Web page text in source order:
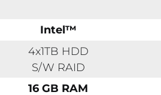
Intel™
4x1TB HDD
S/W RAID
16 GB RAM